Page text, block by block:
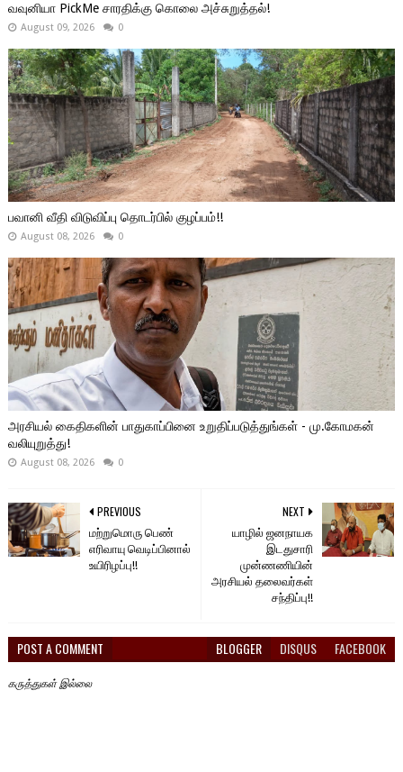
வவுனியா PickMe சாரதிக்கு கொலை அச்சுறுத்தல்!
August 09, 2026 0
பவானி வீதி விடுவிப்பு தொடர்பில் குழப்பம்!!
August 08, 2026 0
அரசியல் கைதிகளின் பாதுகாப்பினை உறுதிப்படுத்துங்கள் - மு.கோமகன்
வலியுறுத்து!
August 08, 2026 0
NEXT
யாழில் ஜனநாயக
இடதுசாரி
முன்ணணியின்
அரசியல் தலைவர்கள்
சந்திப்பு!!
PREVIOUS
மற்றுமொரு பெண்
எரிவாயு வெடிப்பினால்
உயிரிழப்பு!!
POST A COMMENT BLOGGER DISQUS FACEBOOK
கருத்துகள் இல்லை